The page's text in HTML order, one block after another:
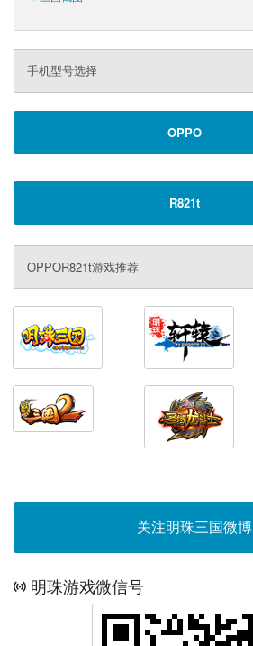
手机型号选择
OPPO
R821t
OPPOR821t游戏推荐
关注明珠三国微博
明珠游戏微信号